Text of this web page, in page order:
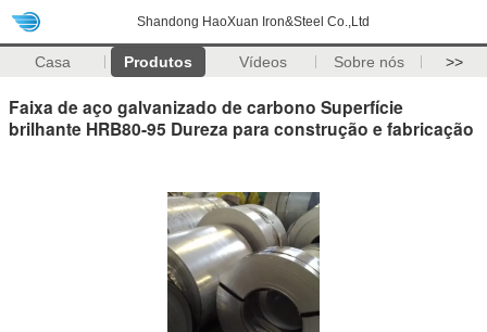
Shandong HaoXuan Iron&Steel Co.,Ltd
Casa Produtos Vídeos Sobre nós >>
Faixa de aço galvanizado de carbono Superfície
brilhante HRB80-95 Dureza para construção e fabricação